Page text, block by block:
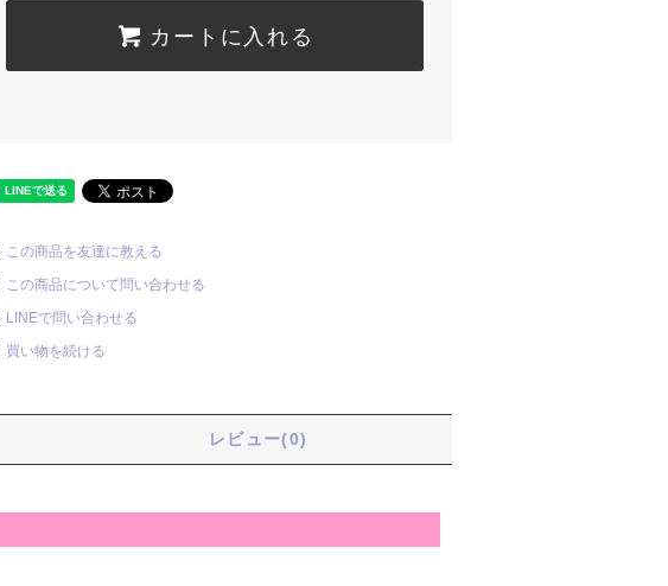
カートに入れる
この商品を友達に教える
この商品について問い合わせる
LINEで問い合わせる
買い物を続ける
レビュー(0)